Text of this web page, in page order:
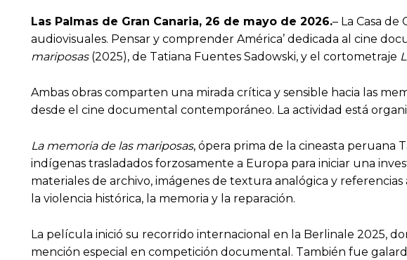
Las Palmas de Gran Canaria, 26 de mayo de 2026.– La Casa
audiovisuales. Pensar y comprender América’ dedicada al cine
mariposas(2025), de Tatiana Fuentes Sadowski, y el cortometraje
Ambas obras comparten una mirada crítica y sensible hacia las
desde el cine documental contemporáneo. La actividad está
La memoria de las mariposas, ópera prima de la cineasta peruana
indígenas trasladados forzosamente a Europa para iniciar una
materiales de archivo, imágenes de textura analógica y
la violencia histórica, la memoria y la reparación.
La película inició su recorrido internacional en la Berlinale 2025,
mención especial en competición documental. También fue